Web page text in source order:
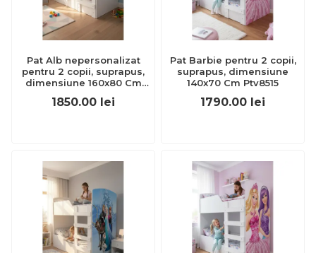
Pat Alb nepersonalizat
pentru 2 copii, suprapus,
dimensiune 160x80 Cm
1850.00 lei
Pat Barbie pentru 2 copii,
suprapus, dimensiune
140x70 Cm Ptv8515
1790.00 lei